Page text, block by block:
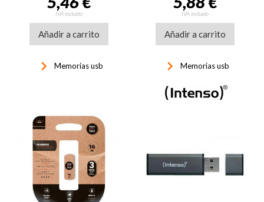
IVA incluido
Añadir a carrito
keyboard_arrow_right Memorias usb
IVA incluido
Añadir a carrito
keyboard_arrow_right Memorias usb